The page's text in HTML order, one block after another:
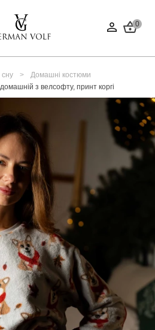
0
Домашні костюми
з велсофту, принт коргі